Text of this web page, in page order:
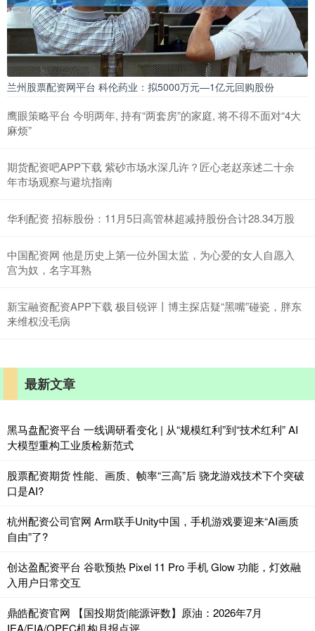
兰州股票配资网平台 科伦药业：拟5000万元—1亿元回购股份
鹰眼策略平台 今明两年, 持有“两套房”的家庭, 将不得不面对“4大
麻烦”
期货配资吧APP下载 紫砂市场水深几许？匠心老赵亲述二十余
年市场观察与避坑指南
华利配资 招标股份：11月5日高管林超减持股份合计28.34万股
中国配资网 他是历史上第一位外国太监，为心爱的女人自愿入
宫为奴，名字耳熟
新宝融资配资APP下载 极目锐评丨博主探店疑“黑嘴”碰瓷，胖东
来维权没毛病
最新文章
黑马盘配资平台 一线调研看变化 | 从“规模红利”到“技术红利” AI
大模型重构工业质检新范式
股票配资期货 性能、画质、帧率“三高”后 骁龙游戏技术下个突破
口是AI?
杭州配资公司官网 Arm联手Unity中国，手机游戏要迎来“AI画质
自由”了?
创达盈配资平台 谷歌预热 Pixel 11 Pro 手机 Glow 功能，灯效融
入用户日常交互
鼎皓配资官网 【国投期货|能源评数】原油：2026年7月
IEA/EIA/OPEC机构月报点评